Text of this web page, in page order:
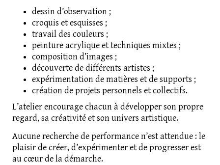
dessin d’observation ;
croquis et esquisses ;
travail des couleurs ;
peinture acrylique et techniques mixtes ;
composition d’images ;
découverte de différents artistes ;
expérimentation de matières et de supports ;
création de projets personnels et collectifs.
L’atelier encourage chacun à développer son propre
regard, sa créativité et son univers artistique.
Aucune recherche de performance n’est attendue : le
plaisir de créer, d’expérimenter et de progresser est
au cœur de la démarche.